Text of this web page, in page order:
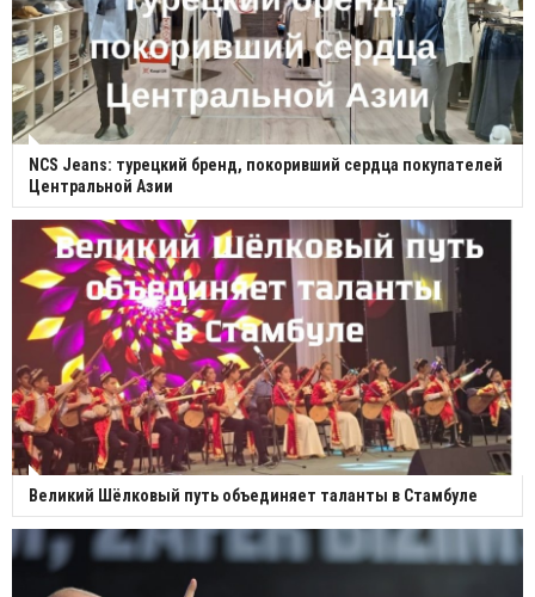
NCS Jeans: турецкий бренд, покоривший сердца покупателей
Центральной Азии
Великий Шёлковый путь объединяет таланты в Стамбуле